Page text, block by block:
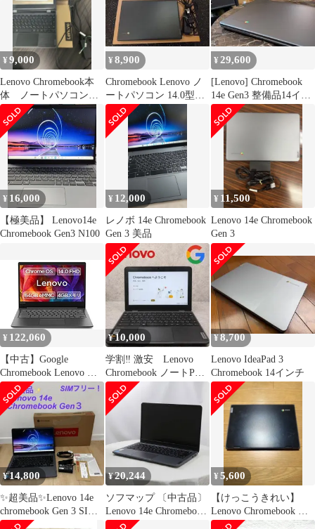
¥9,000
Lenovo Chromebook本
体 ノートパソコン
ノートPC
¥8,900
Chromebook Lenovo ノ
ートパソコン 14.0型フ
ルHD S330
¥ 29,600
[Lenovo] Chromebook
14e Gen3 整備品14イン
チ 限定
¥ 16,000
【極美品】 Lenovo14e
Chromebook Gen3 N100
¥ 12,000
レノボ 14e Chromebook
Gen 3 美品
¥ 11,500
Lenovo 14e Chromebook
Gen 3
¥ 122,060
【中古】Google
Chromebook Lenovo ノ
ートパソコン 14.0型フ
ルHD 英語キーボード
S330
¥10,000
学割‼️ 激安 Lenovo
Chromebook ノートPC
パソコン
¥8,700
Lenovo IdeaPad 3
Chromebook 14インチ
¥14,800
✨超美品✨Lenovo 14e
chromebook Gen 3 SIM
フリー！
¥20,244
ソフマップ 〔中古品〕
Lenovo 14e Chromebook
Gen 3 LVSAT1 グレー
¥5,600
【けっこうきれい】
Lenovo Chromebook 本
体